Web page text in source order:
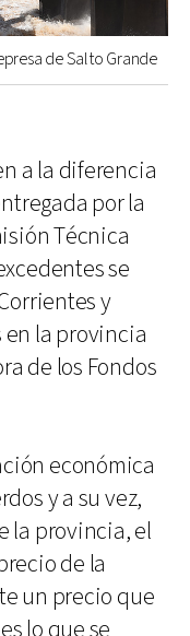
de Salto Grande
a la diferencia
por la
Técnica
se
y
la provincia
de los Fondos
económica
y a su vez,
la provincia, el
de la
un precio que